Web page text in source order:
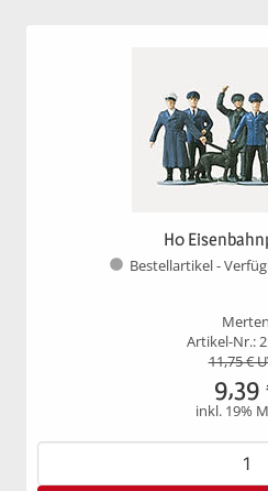
H0
Bestellartikel -
Merten
Artikel-Nr.:
11,75€
9,39
inkl. 19%